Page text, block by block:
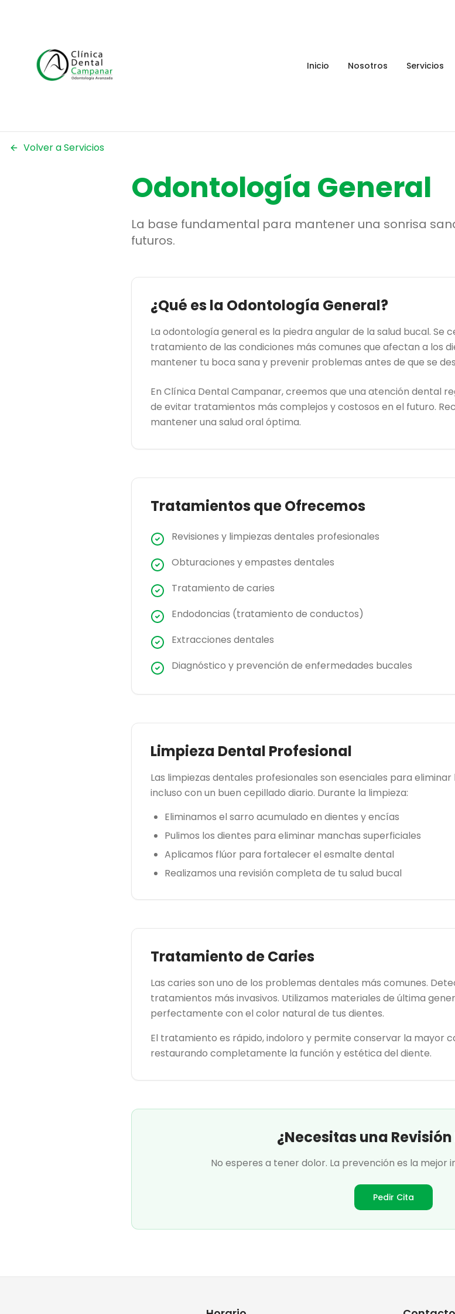
Inicio Nosotros Servicios
Volver a Servicios
Odontología General
La base fundamental para mantener una sonrisa
futuros.
¿Qué es la Odontología General?
La odontología general es la piedra angular de la salud bucal. Se
tratamiento de las condiciones más comunes que afectan a los
mantener tu boca sana y prevenir problemas antes de que se
En Clínica Dental Campanar, creemos que una atención dental
de evitar tratamientos más complejos y costosos en el futuro.
mantener una salud oral óptima.
Tratamientos que Ofrecemos
Revisiones y limpiezas dentales profesionales
Obturaciones y empastes dentales
Tratamiento de caries
Endodoncias (tratamiento de conductos)
Extracciones dentales
Diagnóstico y prevención de enfermedades bucales
Limpieza Dental Profesional
Las limpiezas dentales profesionales son esenciales para
incluso con un buen cepillado diario. Durante la limpieza:
Eliminamos el sarro acumulado en dientes y encías
Pulimos los dientes para eliminar manchas superficiales
Aplicamos flúor para fortalecer el esmalte dental
Realizamos una revisión completa de tu salud bucal
Tratamiento de Caries
Las caries son uno de los problemas dentales más comunes.
tratamientos más invasivos. Utilizamos materiales de última
perfectamente con el color natural de tus dientes.
El tratamiento es rápido, indoloro y permite conservar la mayor
restaurando completamente la función y estética del diente.
¿Necesitas una
No esperes a tener dolor. La prevención es la mejor
Pedir Cita